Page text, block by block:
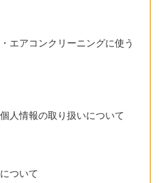
エアコンクリーニングに使う
人情報の取り扱いについて
ついて